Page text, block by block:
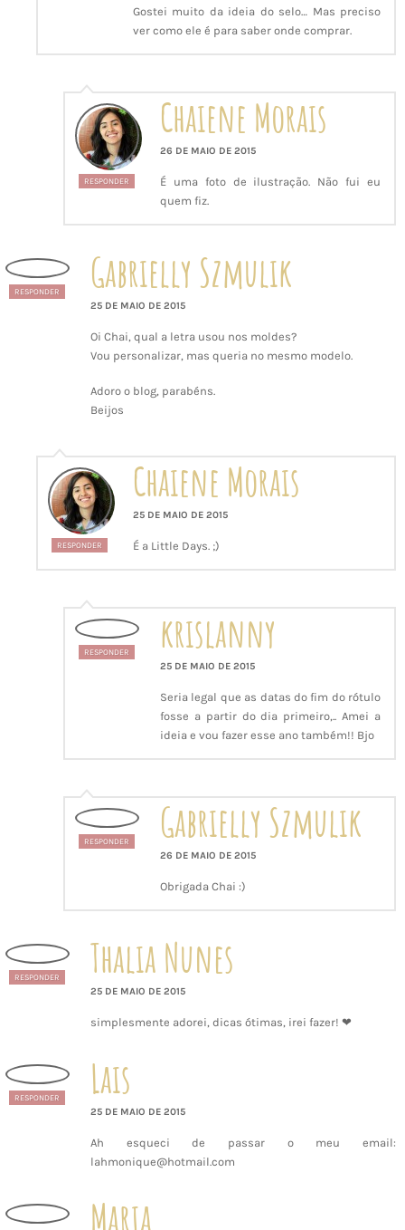
Gostei muito da ideia do selo… Mas preciso
ver como ele é para saber onde comprar.
RESPONDER
Chaiene Morais
26 DE MAIO DE 2015
É uma foto de ilustração. Não fui eu
quem fiz.
RESPONDER Gabrielly Szmulik
25 DE MAIO DE 2015
Oi Chai, qual a letra usou nos moldes?
Vou personalizar, mas queria no mesmo modelo.
Adoro o blog, parabéns.
Beijos
RESPONDER
Chaiene Morais
25 DE MAIO DE 2015
É a Little Days. ;)
RESPONDER krislanny
25 DE MAIO DE 2015
Seria legal que as datas do fim do rótulo
fosse a partir do dia primeiro,.. Amei a
ideia e vou fazer esse ano também!! Bjo
RESPONDER Gabrielly Szmulik
26 DE MAIO DE 2015
Obrigada Chai :)
RESPONDER Thalia Nunes
25 DE MAIO DE 2015
simplesmente adorei, dicas ótimas, irei fazer! ❤
RESPONDER Lais
25 DE MAIO DE 2015
Ah esqueci de passar o meu email:
lahmonique@hotmail.com
Maria